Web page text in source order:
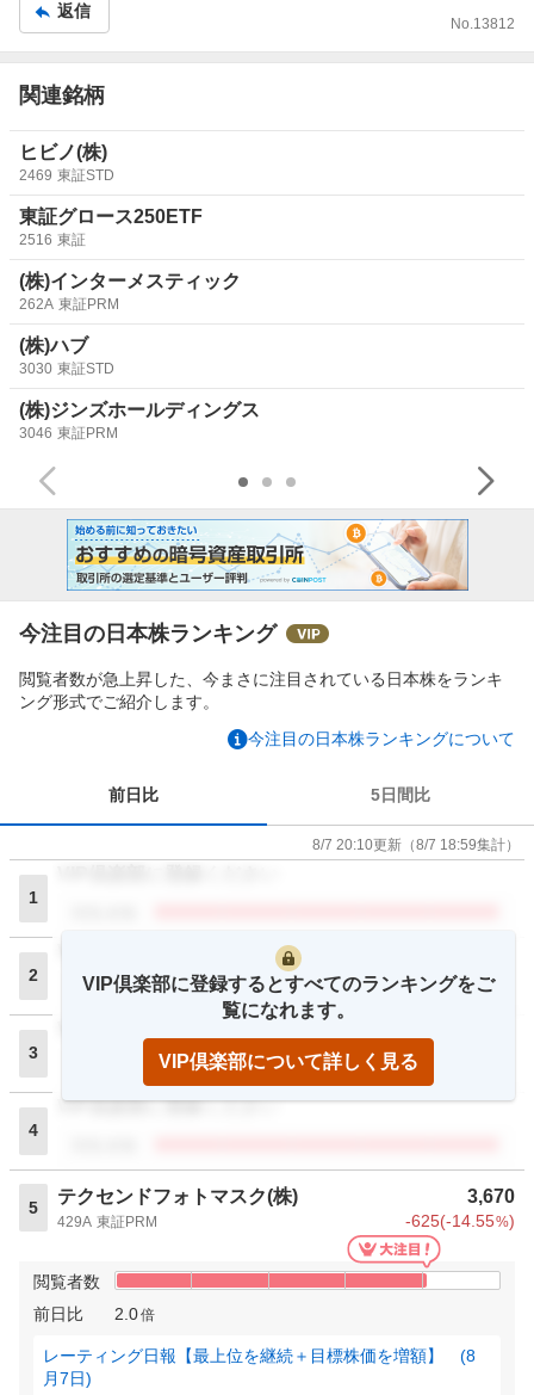
返信
No. 13812
関連銘柄
ヒビノ(株)
2469 東証STD
東証グロース250ETF
2516 東証
(株)インターメスティック
262A 東証PRM
(株)ハブ
3030 東証STD
(株)ジンズホールディングス
3046 東証PRM
今注目の日本株ランキング
閲覧者数が急上昇した、今まさに注目されている日本株をランキ
ング形式でご紹介します。
今注目の日本株ランキングについて
前日比 5日間比
8/7 20:10更新 （8/7 18:59集計）
1
2
VIP倶楽部に登録ください
閲覧者数
3
4
VIP倶楽部に登録ください
5
テクセンドフォトマスク(株) 3,670
429A 東証PRM -625(-14.55%)
閲覧者数
前日比
2.0倍
レーティング日報【最上位を継続＋目標株価を増額】 (8
月7日)
VIP倶楽部に登録するとすべてのランキングをご
覧になれます。
VIP倶楽部について詳しく見る